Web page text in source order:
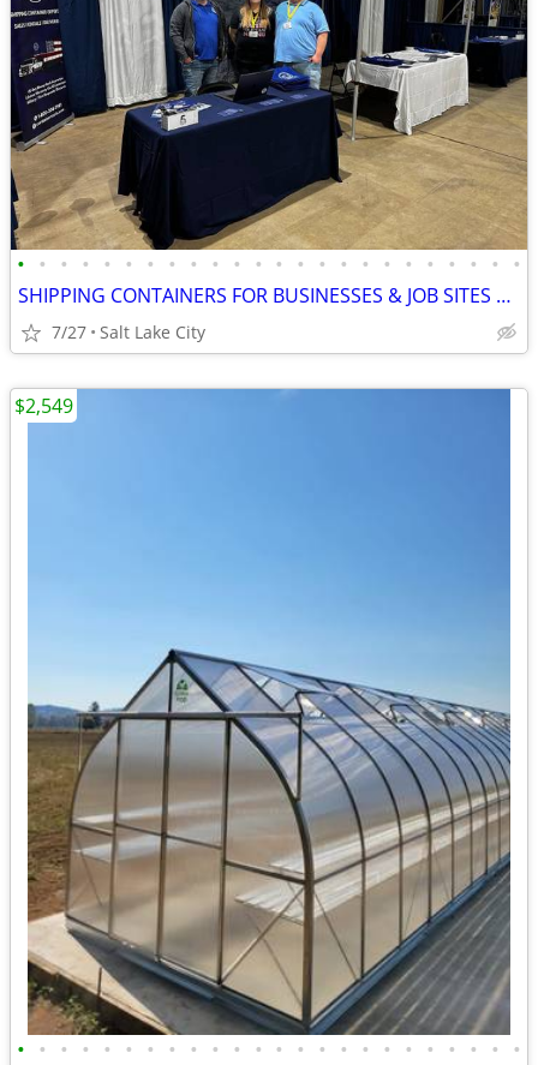
• • • • • • • • • • • • • • • • • • • • • • • •
SHIPPING CONTAINERS FOR BUSINESSES & JOB SITES 385-534-4945
7/27 Salt Lake City
• • • • • • • • • • • • • • • • • • • • • • • •
$2,549